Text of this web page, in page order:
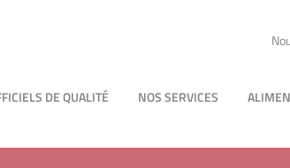
DE QUALITÉ NOS SERVICES